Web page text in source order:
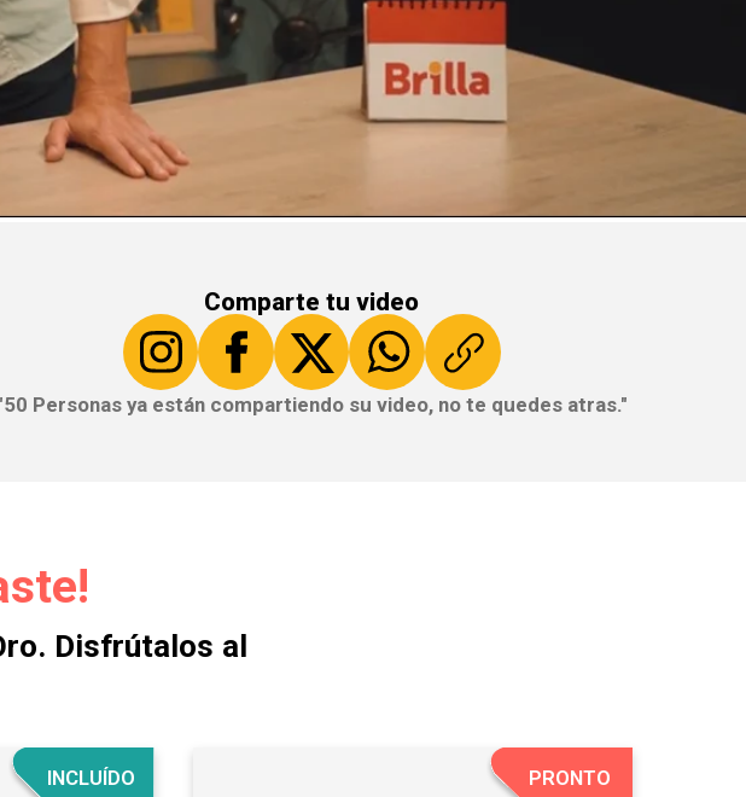
Comparte tu video
Personas ya están compartiendo su video, no te quedes atras."
Disfrútalos al
INCLUÍDO PRONTO